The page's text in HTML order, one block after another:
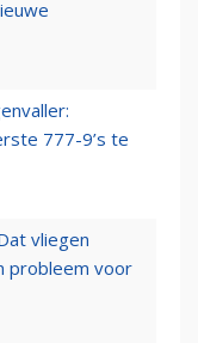
777-9’s te
vliegen
probleem voor